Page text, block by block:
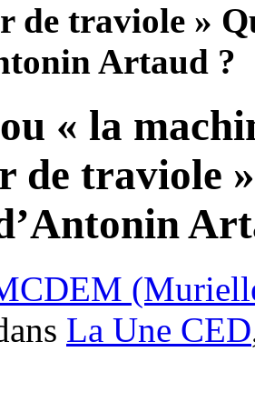
de traviole »
Artaud ?
« la
de traviole
La Une CED